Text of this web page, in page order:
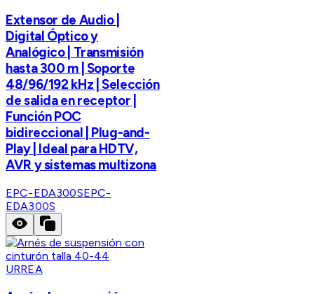
Extensor de Audio |
Digital Óptico y
Analógico | Transmisión
hasta 300 m | Soporte
48/96/192 kHz | Selección
de salida en receptor |
Función POC
bidireccional | Plug-and-
Play | Ideal para HDTV,
AVR y sistemas multizona
EPC-EDA300SEPC-
EDA300S
URREA